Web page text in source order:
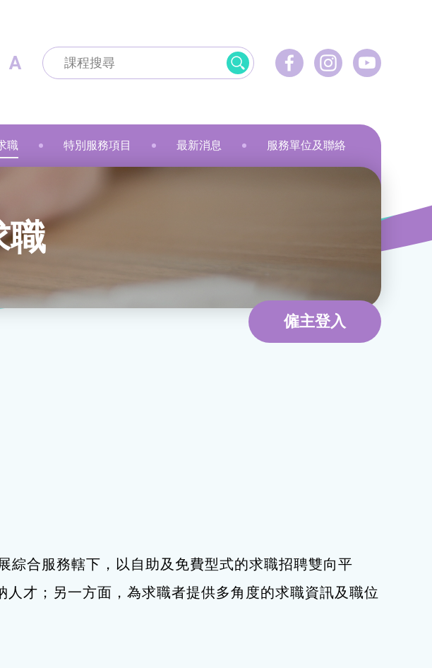
A
教育康體
環境服務
甜品工房
職
職
/ 招聘會
業服務
特別服務項目 最新消息 服務單位及聯絡
職
僱主登入
綜合服務轄下，以自助及免費型式的求職招聘雙向平
才；另一方面，為求職者提供多角度的求職資訊及職位